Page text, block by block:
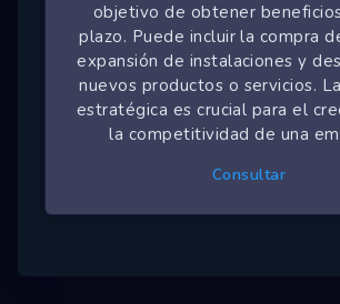
objetivo de obtener
plazo. Puede incluir la compra
expansión de instalaciones y
nuevos productos o servicios.
estratégica es crucial para el
la competitividad de una
Consultar